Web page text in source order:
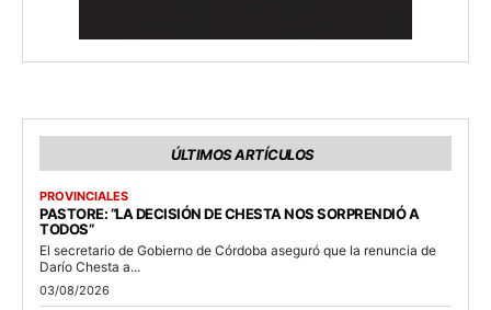
ÚLTIMOS ARTÍCULOS
PROVINCIALES
PASTORE: “LA DECISIÓN DE CHESTA NOS SORPRENDIÓ A
TODOS”
El secretario de Gobierno de Córdoba aseguró que la renuncia de
Darío Chesta a...
03/08/2026